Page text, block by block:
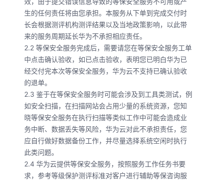
生的任何责任将由您承担。本服务从下单到完成交付时
长会根据测评机构测评结果以及当地政策影响，以此带
来的服务周期延长华为不承担相应责任。
2.2 等保安全服务完成后，需要请您在等保安全服务工单
中点击确认验收，如已点击验收，表明您已明白华为已
经交付完本次等保安全服务，华为云不支持已确认验收
的退单。
2.3 鉴于在等保安全服务时可能会涉及到工具类测试，例
如安全扫描，在扫描网站会占用少量的系统资源，您知
晓等保安全服务在执行扫描等类似工作中可能会造成业
务中断、数据丢失等风险，华为云对此不承担责任，您
应自行做好数据备份工作，并尽量选择系统空闲时执行
此类问题。
2.4 华为云提供等保安全服务，按照服务工作任务书要
求，参考等级保护测评标准对客户进行辅助等保咨询服